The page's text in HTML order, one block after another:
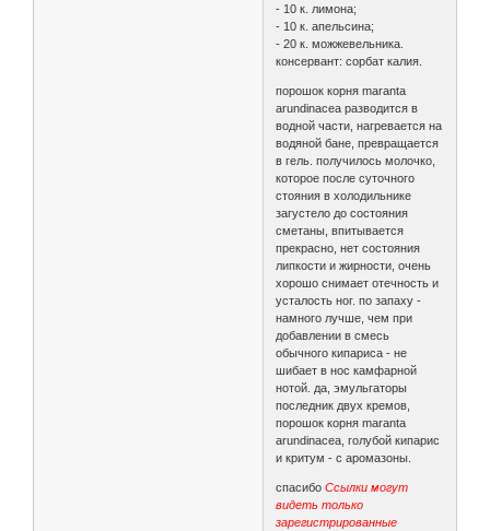
- 10 к. лимона;
- 10 к. апельсина;
- 20 к. можжевельника.
консервант: сорбат калия.
порошок корня maranta
arundinacea разводится в
водной части, нагревается на
водяной бане, превращается
в гель. получилось молочко,
которое после суточного
стояния в холодильнике
загустело до состояния
сметаны, впитывается
прекрасно, нет состояния
липкости и жирности, очень
хорошо снимает отечность и
усталость ног. по запаху -
намного лучше, чем при
добавлении в смесь
обычного кипариса - не
шибает в нос камфарной
нотой. да, эмульгаторы
последник двух кремов,
порошок корня maranta
arundinacea, голубой кипарис
и критум - с аромазоны.
спасибоСсылки могут
видеть только
зарегистрированные